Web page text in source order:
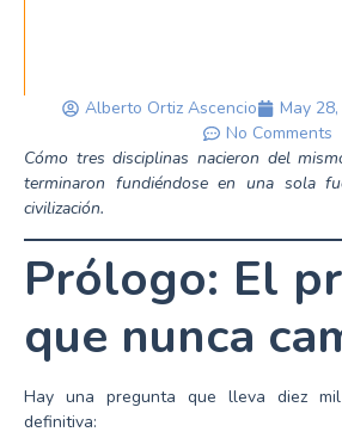
Alberto Ortiz Ascencio May
No Comments
Cómo tres disciplinas nacieron del
terminaron fundiéndose en una sola
civilización.
Prólogo: El
que nunca
Hay una pregunta que lleva diez
definitiva: